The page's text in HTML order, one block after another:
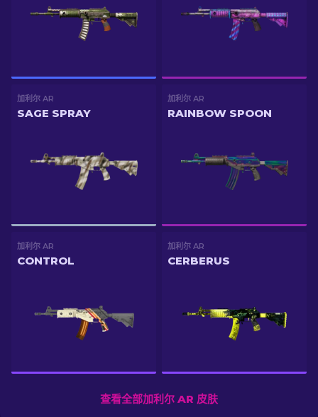
加利尔 AR
SAGE SPRAY
加利尔 AR
RAINBOW SPOON
加利尔 AR
CONTROL
加利尔 AR
CERBERUS
查看全部加利尔 AR 皮肤